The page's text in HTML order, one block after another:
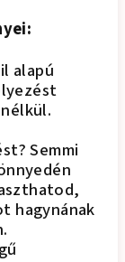
alapú
Semmi
hagynának